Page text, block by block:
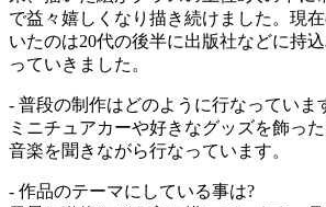
で益々嬉しくなり描き続けました。現
いたのは20代の後半に出版社などに持
っていきました。
- 普段の制作はどのように行なっていま
ミニチュアカーや好きなグッズを飾っ
音楽を聞きながら行なっています。
- 作品のテーマにしている事は?